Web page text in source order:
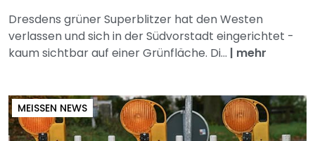
Dresdens grüner Superblitzer hat den Westen
verlassen und sich in der Südvorstadt eingerichtet -
kaum sichtbar auf einer Grünfläche. Di... | mehr
MEISSEN NEWS